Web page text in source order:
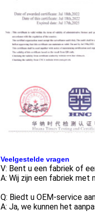
Veelgestelde vragen
V: Bent u een fabriek of
A: Wij zijn een fabriek met
Q: Biedt u OEM-service
A: Ja, we kunnen het